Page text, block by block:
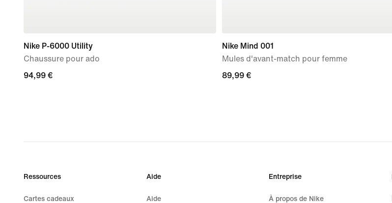
Nike P-6000 Utility
Chaussure pour ado
94,99 €
94,99 €
Nike Mind 001
Mules d'avant-match pour femme
89,99 €
89,99 €
Ressources
Cartes cadeaux
Aide
Aide
Entreprise
À propos de Nike